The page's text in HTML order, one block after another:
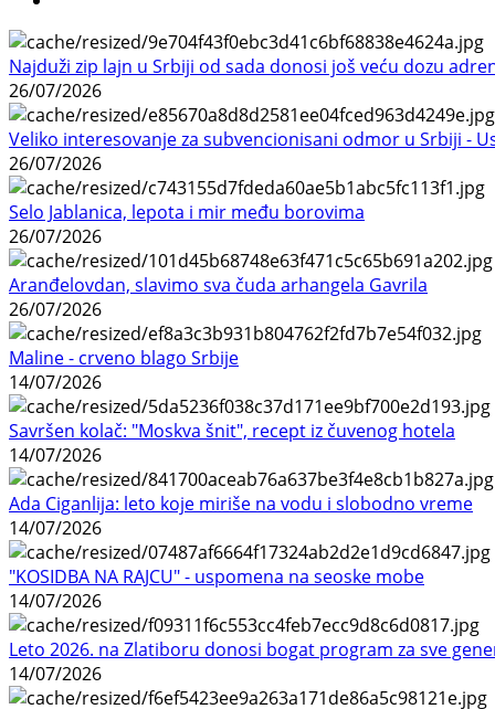
Najduži zip lajn u Srbiji od sada donosi još veću dozu
26/07/2026
Veliko interesovanje za subvencionisani odmor u Srbiji -
26/07/2026
Selo Jablanica, lepota i mir među borovima
26/07/2026
Aranđelovdan, slavimo sva čuda arhangela Gavrila
26/07/2026
Maline - crveno blago Srbije
14/07/2026
Savršen kolač: "Moskva šnit", recept iz čuvenog hotela
14/07/2026
Ada Ciganlija: leto koje miriše na vodu i slobodno vreme
14/07/2026
"KOSIDBA NA RAJCU" - uspomena na seoske mobe
14/07/2026
Leto 2026. na Zlatiboru donosi bogat program za sve
14/07/2026